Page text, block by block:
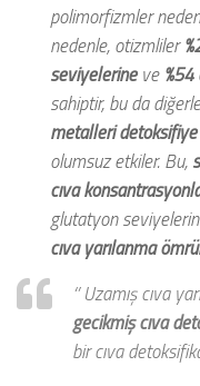
polimorfizmler
nedenle, otizmliler
seviyelerineve
sahiptir, bu da
metalleri
olumsuz etkiler. Bu,
cıva
glutatyon
cıva yarılanma
‘’ Uzamış cıva
gecikmiş cıva
bir cıva